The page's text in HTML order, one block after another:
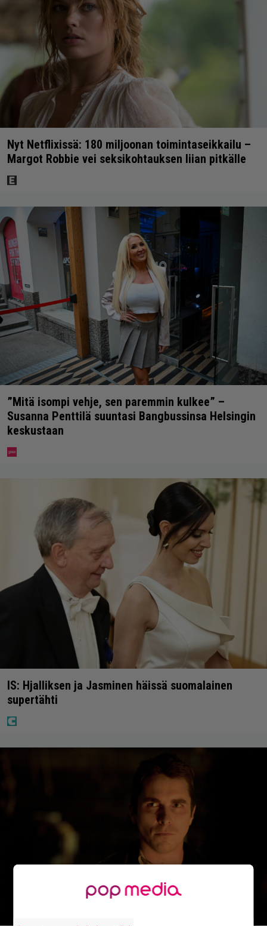
Nyt Netflixissä: 180 miljoonan toimintaseikkailu –
Margot Robbie vei seksikohtauksen liian pitkälle
”Mitä isompi vehje, sen paremmin kulkee” –
Susanna Penttilä suuntasi Bangbussinsa Helsingin
keskustaan
IS: Hjalliksen ja Jasminen häissä suomalainen
supertähti